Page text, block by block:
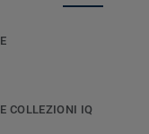
COLLEZIONI IQ